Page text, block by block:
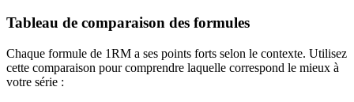
Tableau de comparaison des formules
Chaque formule de 1RM a ses points forts selon le contexte. Utilisez
cette comparaison pour comprendre laquelle correspond le mieux à
votre série :